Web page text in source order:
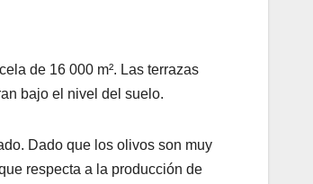
de 16 000 m². Las terrazas
bajo el nivel del suelo.
Dado que los olivos son muy
respecta a la producción de